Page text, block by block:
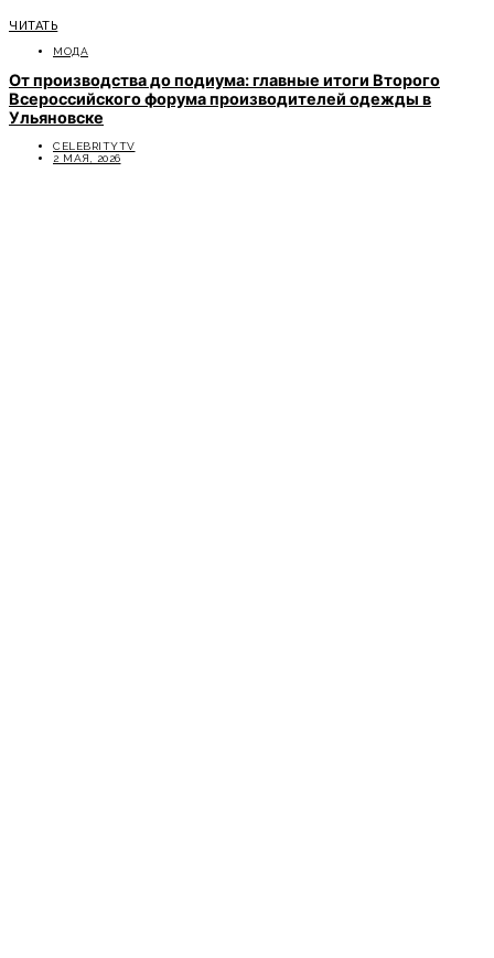
ЧИТАТЬ
МОДА
От производства до подиума: главные итоги Второго
Всероссийского форума производителей одежды в
Ульяновске
CELEBRITYTV
2 МАЯ, 2026